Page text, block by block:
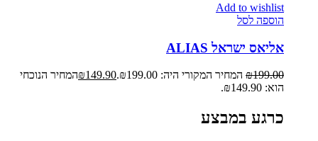
Add to wishlist
הוספה לסל
אליאס ישראל ALIAS
₪199.00 המחיר המקורי היה: ₪199.00. ₪149.90
המחיר הנוכחי
הוא: ₪149.90.
כרגע במבצע